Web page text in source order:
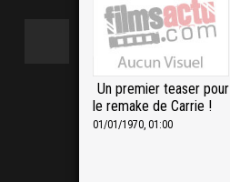
Un premier teaser pour
le remake de Carrie !
01/01/1970, 01:00